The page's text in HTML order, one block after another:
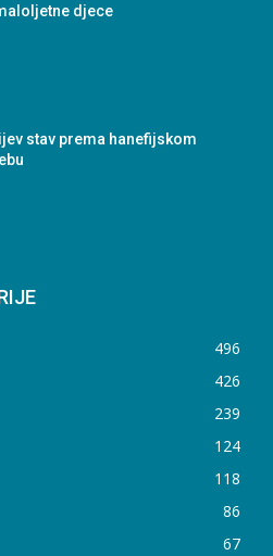
djece
stav prema hanefijskom
496
426
239
124
118
86
67